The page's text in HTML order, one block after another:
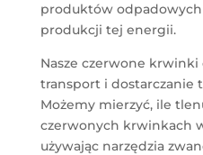
produktów
produkcji tej energii.
Nasze czerwone krwinki
transport i dostarczanie
Możemy mierzyć, ile
czerwonych krwinkach
używając narzędzia